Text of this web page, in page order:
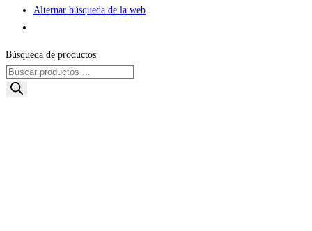
Alternar búsqueda de la web
Búsqueda de productos